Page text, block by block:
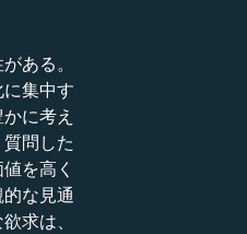
ある。
集中す
に考え
問した
を高く
な見通
求は、